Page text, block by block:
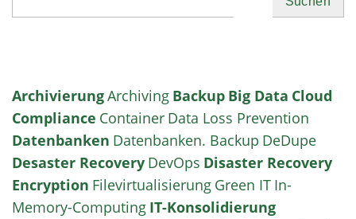
ArchivierungArchiving Backup Big Data Cloud
Compliance Container Data Loss Prevention
Datenbanken Datenbanken. Backup DeDupe
Desaster Recovery DevOps Disaster Recovery
Encryption Filevirtualisierung Green IT In-
Memory-Computing IT-Konsolidierung